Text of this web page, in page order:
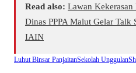
Read also: Lawan Kekerasan
Dinas PPPA Malut Gelar
IAIN
Luhut Binsar PanjaitanSekolah Unggulan